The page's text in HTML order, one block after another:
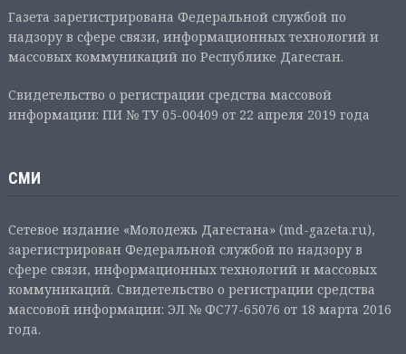
Газета зарегистрирована Федеральной службой по
надзору в сфере связи, информационных технологий и
массовых коммуникаций по Республике Дагестан.
Свидетельство о регистрации средства массовой
информации: ПИ № ТУ 05-00409 от 22 апреля 2019 года
СМИ
Сетевое издание «Молодежь Дагестана» (md-gazeta.ru),
зарегистрирован Федеральной службой по надзору в
сфере связи, информационных технологий и массовых
коммуникаций. Свидетельство о регистрации средства
массовой информации: ЭЛ № ФС77-65076 от 18 марта 2016
года.